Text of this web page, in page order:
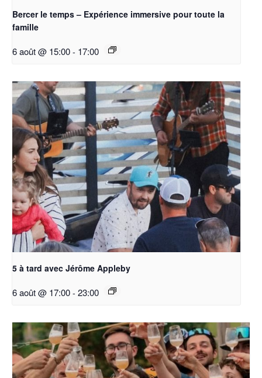
Bercer le temps – Expérience immersive pour toute la
famille
6 août @ 15:00- 17:00
5 à tard avec Jérôme Appleby
6 août @ 17:00- 23:00